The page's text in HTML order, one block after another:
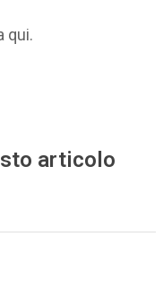
qui.
articolo